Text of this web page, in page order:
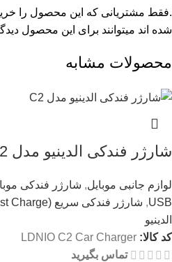
.فقط مشتریانی که این محصول را
شده اند میتوانند برای این محصول
محصولات مشابه
شارژر فندکی الدینیو مدل C2
لوازم جانبی موبایل, شارژر فندکی
USB
, شارژر فندکی سریع (Fast Charge)
الدینیو
کد کالا: LDNIO C2 Car Charger
تماس بگیرید